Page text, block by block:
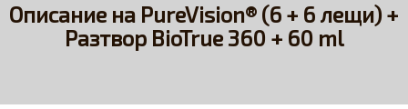
Описание на PureVision® (6 + 6 лещи) +
Разтвор BioTrue 360 + 60 ml